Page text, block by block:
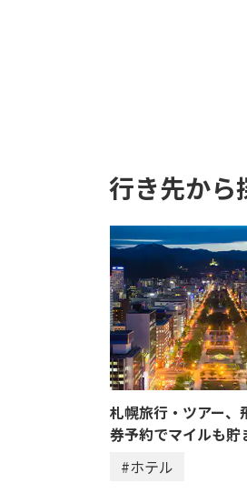
行き先から
札幌旅行・ツアー、
券予約でマイルも貯
#ホテル